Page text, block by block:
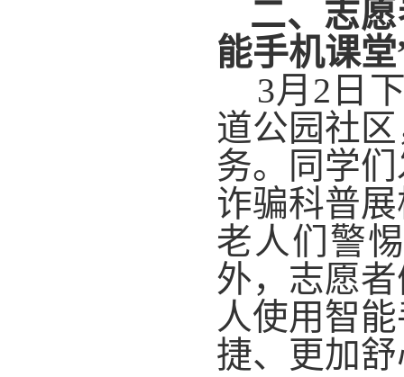
二、志
能手机课
3月2日下
道公园社
务。同学
诈骗科普
老人们警
外，志愿
人使用智
捷、更加